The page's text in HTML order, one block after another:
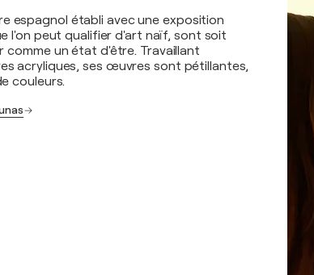
espagnol établi avec une exposition
l'on peut qualifier d'art naïf, sont soit
un état d'être. Travaillant
acryliques, ses œuvres sont pétillantes,
couleurs.